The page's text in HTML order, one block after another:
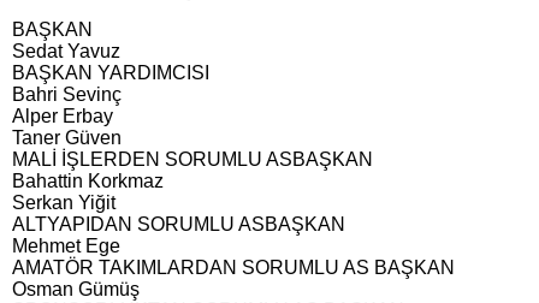
BAŞKAN
Sedat Yavuz
BAŞKAN YARDIMCISI
Bahri Sevinç
Alper Erbay
Taner Güven
MALİ İŞLERDEN SORUMLU ASBAŞKAN
Bahattin Korkmaz
Serkan Yiğit
ALTYAPIDAN SORUMLU ASBAŞKAN
Mehmet Ege
AMATÖR TAKIMLARDAN SORUMLU AS BAŞKAN
Osman Gümüş